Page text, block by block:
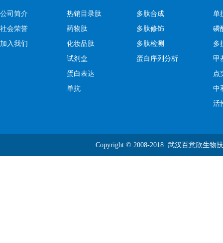
公司简介
社会荣誉
加入我们
热销目录肽
药物肽
化妆品肽
试剂盒
蛋白表达
单抗
多肽合成
多肽修饰
多肽检测
蛋白序列分析
单
磷
多
甲
点
中
活
Copyright © 2008-2018 武汉百意欣生物